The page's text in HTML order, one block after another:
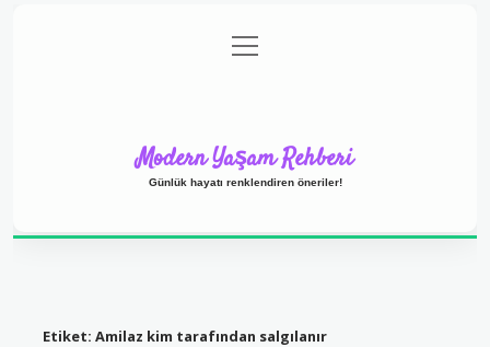
Gizlilik Politikası
menüyü
aç
Modern Yaşam Rehberi
Günlük hayatı renklendiren öneriler!
Etiket: Amilaz kim tarafından salgılanır